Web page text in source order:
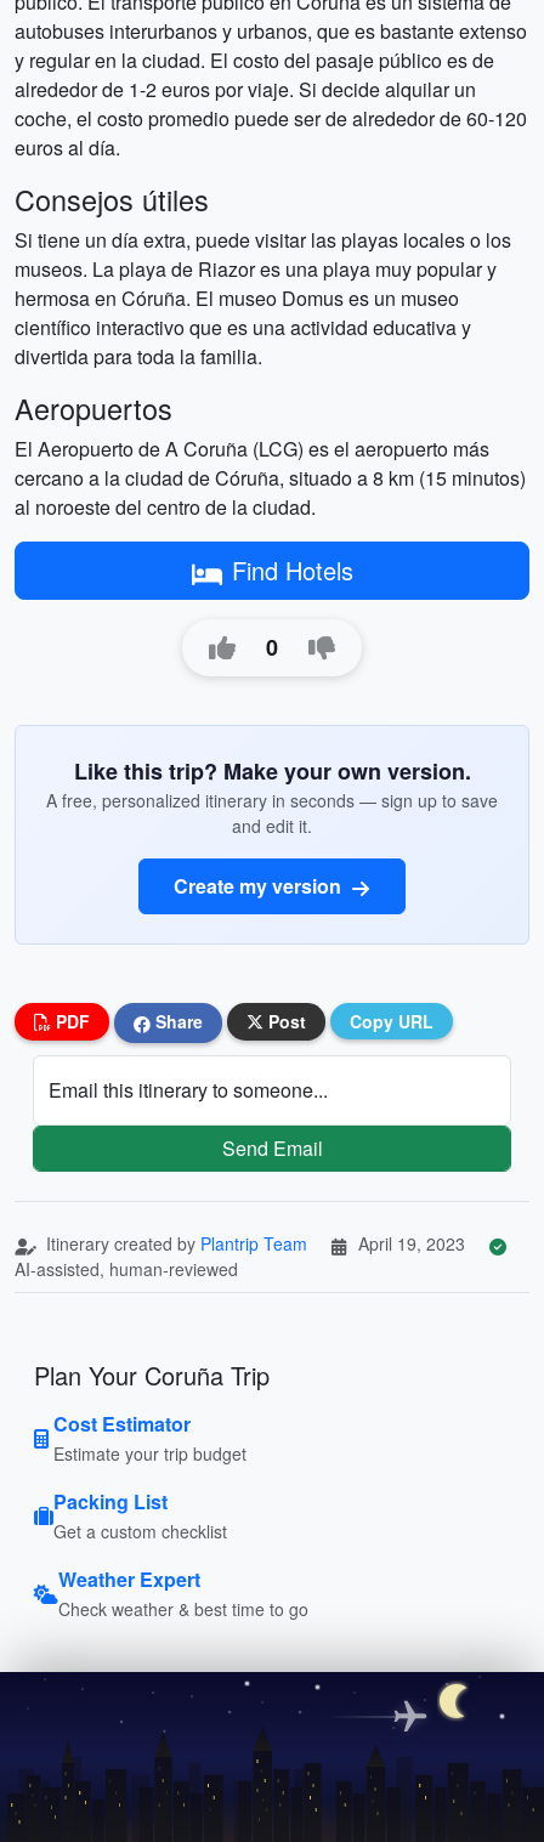
autobuses interurbanos y urbanos, que es bastante extenso
y regular en la ciudad. El costo del pasaje público es de
alrededor de 1-2 euros por viaje. Si decide alquilar un
coche, el costo promedio puede ser de alrededor de 60-120
euros al día.
Consejos útiles
Si tiene un día extra, puede visitar las playas locales o los
museos. La playa de Riazor es una playa muy popular y
hermosa en Córuña. El museo Domus es un museo
científico interactivo que es una actividad educativa y
divertida para toda la familia.
Aeropuertos
El Aeropuerto de A Coruña (LCG) es el aeropuerto más
cercano a la ciudad de Córuña, situado a 8 km (15 minutos)
al noroeste del centro de la ciudad.
Find Hotels
0
Like this trip? Make your own version.
A free, personalized itinerary in seconds — sign up to save
and edit it.
Create my version
PDF Share Post Copy URL
Email this itinerary to someone...
Send Email
Itinerary created by Plantrip Team
April 19, 2023
AI-assisted, human-reviewed
Plan Your Coruña Trip
Cost Estimator
Estimate your trip budget
Packing List
Get a custom checklist
Weather Expert
Check weather & best time to go